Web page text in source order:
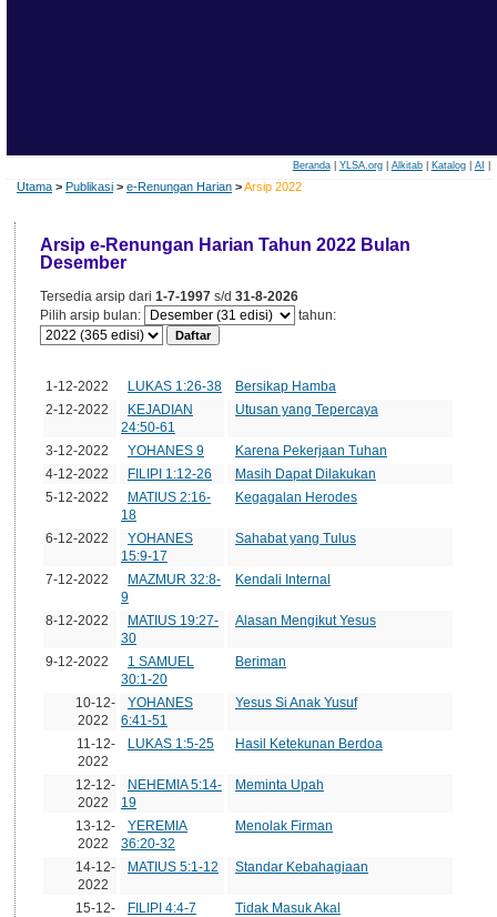
Beranda| YLSA.org| Alkitab| Katalog| AI
Utama > Publikasi > e-Renungan Harian >Arsip 2022
Arsip e-Renungan Harian Tahun 2022 Bulan
Desember
Tersedia arsip dari 1-7-1997s/d 31-8-2026
Pilih arsip bulan:
tahun:
1-12-2022
LUKAS 1:26-38
Bersikap Hamba
2-12-2022
KEJADIAN
24:50-61
Utusan yang Tepercaya
3-12-2022 YOHANES 9
Karena Pekerjaan Tuhan
4-12-2022
FILIPI 1:12-26
Masih Dapat Dilakukan
5-12-2022
MATIUS 2:16-
18
Kegagalan Herodes
6-12-2022
YOHANES
15:9-17
Sahabat yang Tulus
7-12-2022
MAZMUR 32:8-
9
Kendali Internal
8-12-2022
MATIUS 19:27-
30
Alasan Mengikut Yesus
9-12-2022
1 SAMUEL
30:1-20
Beriman
10-12-
2022
YOHANES
6:41-51
Yesus Si Anak Yusuf
11-12-
2022
LUKAS 1:5-25 Hasil Ketekunan Berdoa
12-12-
2022
NEHEMIA 5:14-
19
Meminta Upah
13-12-
2022
YEREMIA
36:20-32
Menolak Firman
14-12-
2022
MATIUS 5:1-12 Standar Kebahagiaan
15-12-
FILIPI 4:4-7 Tidak Masuk Akal